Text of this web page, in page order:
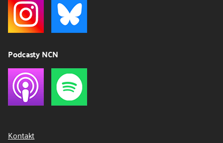
Podcasty NCN
Kontakt